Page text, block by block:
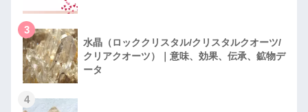
3
水晶（ロッククリスタル/クリスタルクオーツ/
クリアクオーツ）｜意味、効果、伝承、鉱物デ
ータ
4